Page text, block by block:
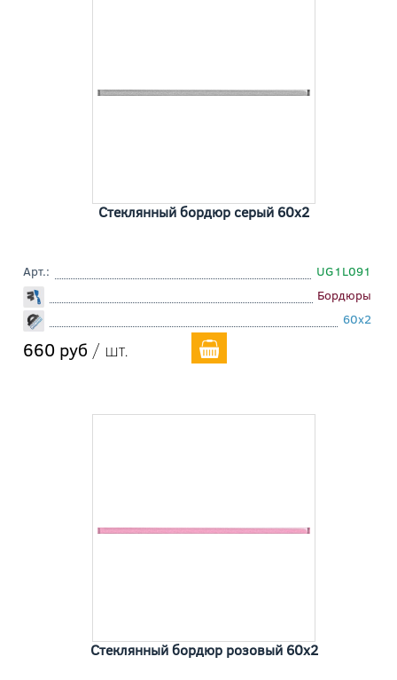
Стеклянный бордюр серый 60x2
Арт.:
UG1L091
Бордюры
60x2
660 руб / шт.
Стеклянный бордюр розовый 60x2